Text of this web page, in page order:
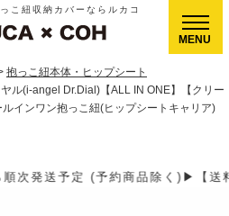
こ紐収納カバーならルカコ
抱っこ紐本体・ヒップシート
ル(i-angel Dr.Dial)【ALL IN ONE】【クリー
インワン抱っこ紐(ヒップシートキャリア)
ケット400円(全国一律)、ゆう